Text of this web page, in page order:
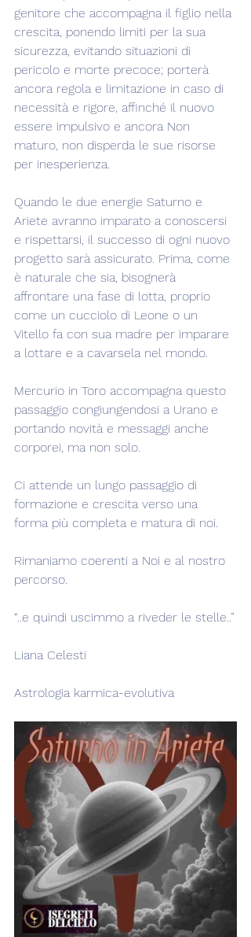
genitore che accompagna il figlio nella
crescita, ponendo limiti per la sua
sicurezza, evitando situazioni di
pericolo e morte precoce; porterà
ancora regola e limitazione in caso di
necessità e rigore, affinché il nuovo
essere impulsivo e ancora Non
maturo, non disperda le sue risorse
per inesperienza.
Quando le due energie Saturno e
Ariete avranno imparato a conoscersi
e rispettarsi, il successo di ogni nuovo
progetto sarà assicurato. Prima, come
è naturale che sia, bisognerà
affrontare una fase di lotta, proprio
come un cucciolo di Leone o un
Vitello fa con sua madre per imparare
a lottare e a cavarsela nel mondo.
Mercurio in Toro accompagna questo
passaggio congiungendosi a Urano e
portando novità e messaggi anche
corporei, ma non solo.
Ci attende un lungo passaggio di
formazione e crescita verso una
forma più completa e matura di noi.
Rimaniamo coerenti a Noi e al nostro
percorso.
“..e quindi uscimmo a riveder le stelle..”
Liana Celesti
Astrologia karmica-evolutiva